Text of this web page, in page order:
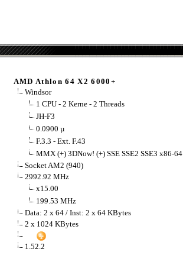
AMD Athlon 64 X2 6000+
Windsor
1 CPU - 2 Kerne - 2 Threads
JH-F3
0.0900 µ
F.3.3 - Ext. F.43
MMX (+) 3DNow! (+) SSE SSE2 SSE3 x86-64
Socket AM2 (940)
2992.92 MHz
x15.00
199.53 MHz
Data: 2 x 64 / Inst: 2 x 64 KBytes
2 x 1024 KBytes
1.52.2